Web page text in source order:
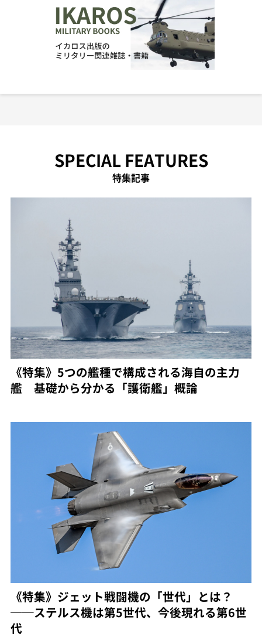
SPECIAL FEATURES
特集記事
《特集》5つの艦種で構成される海自の主力
艦 基礎から分かる「護衛艦」概論
《特集》ジェット戦闘機の「世代」とは？
──ステルス機は第5世代、今後現れる第6世
代